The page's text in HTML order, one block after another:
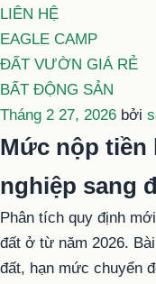
LIÊN HỆ
EAGLE CAMP
ĐẤT VƯỜN GIÁ RẺ
BẤT ĐỘNG SẢN
Đăng
trong
Tháng 2 27, 2026 bởi
Mức nộp tiền
nghiệp sang
Phân tích quy định
đất ở từ năm 2026.
đất, hạn mức chuyển